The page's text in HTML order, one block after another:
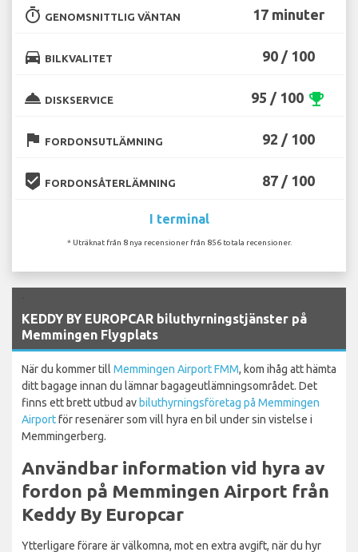
timer GENOMSNITTLIG VÄNTAN 17 minuter
directions_car BILKVALITET 90 / 100
room_service DISKSERVICE 95 / 100 emoji_events
flag FORDONSUTLÄMNING 92 / 100
beenhere FORDONSÅTERLÄMNING 87 / 100
I terminal
* Uträknat från 8 nya recensioner från 856 totala recensioner.
KEDDY BY EUROPCAR biluthyrningstjänster på
Memmingen Flygplats
När du kommer till Memmingen Airport FMM, kom ihåg att hämta
ditt bagage innan du lämnar bagageutlämningsområdet. Det
finns ett brett utbud avbiluthyrningsföretag på Memmingen
Airportför resenärer som vill hyra en bil under sin vistelse i
Memmingerberg.
Användbar information vid hyra av
fordon på Memmingen Airport från
Keddy By Europcar
Ytterligare förare är välkomna, mot en extra avgift, när du hyr